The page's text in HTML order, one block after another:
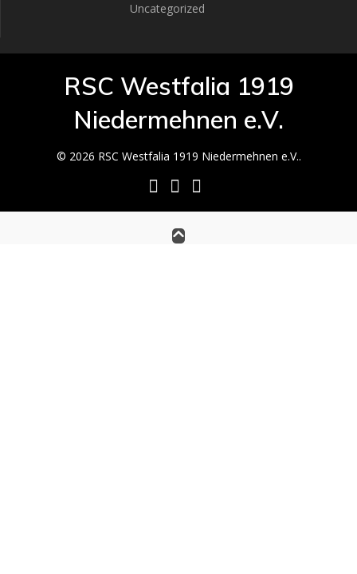
Uncategorized
RSC Westfalia 1919
Niedermehnen e.V.
© 2026 RSC Westfalia 1919 Niedermehnen e.V..